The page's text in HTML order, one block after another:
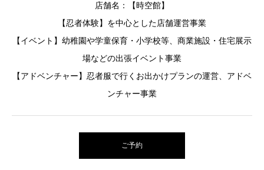
店舗名：【時空館】
【忍者体験】を中心とした店舗運営事業
【イベント】幼稚園や学童保育・小学校等、商業施設・住宅展示
場などの出張イベント事業
【アドベンチャー】忍者服で行くお出かけプランの運営、アドベ
ンチャー事業
ご予約